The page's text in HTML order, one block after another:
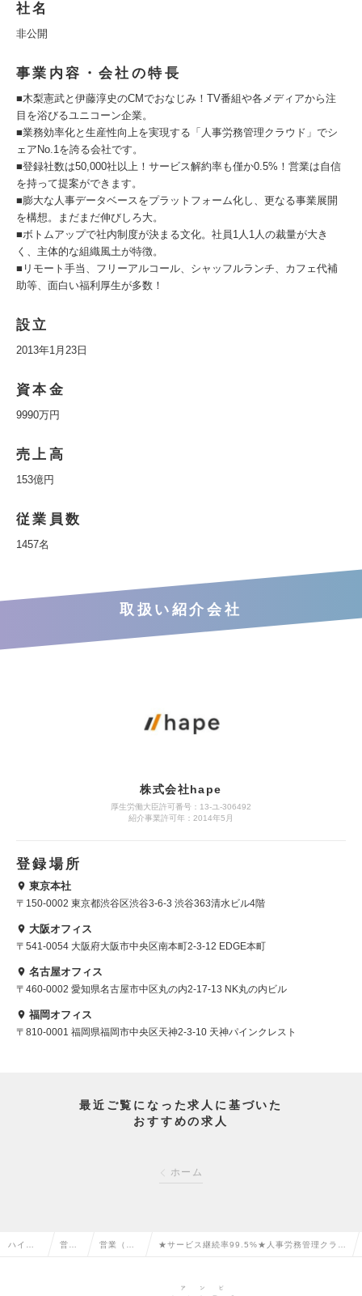
社名
非公開
事業内容・会社の特長
■木梨憲武と伊藤淳史のCMでおなじみ！TV番組や各メディアから注
目を浴びるユニコーン企業。
■業務効率化と生産性向上を実現する「人事労務管理クラウド」でシ
ェアNo.1を誇る会社です。
■登録社数は50,000社以上！サービス解約率も僅か0.5%！営業は自信
を持って提案ができます。
■膨大な人事データベースをプラットフォーム化し、更なる事業展開
を構想。まだまだ伸びしろ大。
■ボトムアップで社内制度が決まる文化。社員1人1人の裁量が大き
く、主体的な組織風土が特徴。
■リモート手当、フリーアルコール、シャッフルランチ、カフェ代補
助等、面白い福利厚生が多数！
設立
2013年1月23日
資本金
9990万円
売上高
153億円
従業員数
1457名
取扱い紹介会社
株式会社hape
厚生労働大臣許可番号：13-ユ-306492
紹介事業許可年：2014年5月
登録場所
東京本社
〒150-0002 東京都渋谷区渋谷3-6-3 渋谷363清水ビル4階
大阪オフィス
〒541-0054 大阪府大阪市中央区南本町2-3-12 EDGE本町
名古屋オフィス
〒460-0002 愛知県名古屋市中区丸の内2-17-13 NK丸の内ビル
福岡オフィス
〒810-0001 福岡県福岡市中央区天神2-3-10 天神パインクレスト
最近ご覧になった求人に基づいた
おすすめの求人
ホーム
ハイク 営業 営業（法 ★サービス継続率99.5%★人事労務管理クラウ